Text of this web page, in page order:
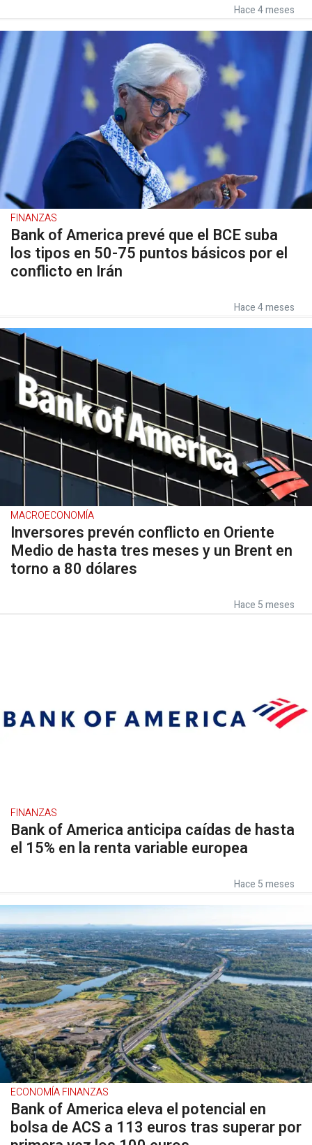
Hace 4 meses
FINANZAS
Bank of America prevé que el BCE suba
los tipos en 50-75 puntos básicos por el
conflicto en Irán
Hace 4 meses
MACROECONOMÍA
Inversores prevén conflicto en Oriente
Medio de hasta tres meses y un Brent en
torno a 80 dólares
Hace 5 meses
FINANZAS
Bank of America anticipa caídas de hasta
el 15% en la renta variable europea
Hace 5 meses
ECONOMÍA FINANZAS
Bank of America eleva el potencial en
bolsa de ACS a 113 euros tras superar por